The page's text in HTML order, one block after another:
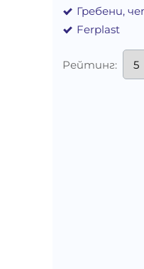
Гребени,
Ferplast
Рейтинг: